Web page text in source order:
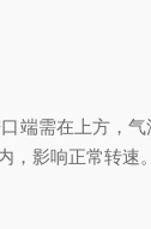
需在上方，
影响正常转速。